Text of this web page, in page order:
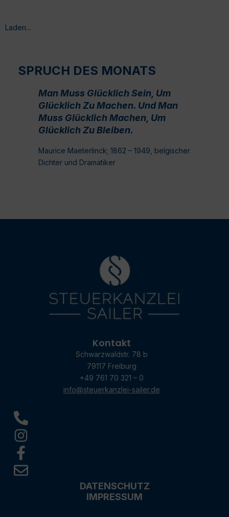
Laden...
SPRUCH DES MONATS
Man Muss Glücklich Sein, Um
Glücklich Zu Machen. Und Man
Muss Glücklich Machen, Um
Glücklich Zu Bleiben.
Maurice Maeterlinck; 1862 – 1949, belgischer
Dichter und Dramatiker
Kontakt
Schwarzwaldstr. 78 b
79117 Freiburg
+49 761 70 321 – 0
info@steuerkanzlei-sailer.de
DATENSCHUTZ
IMPRESSUM